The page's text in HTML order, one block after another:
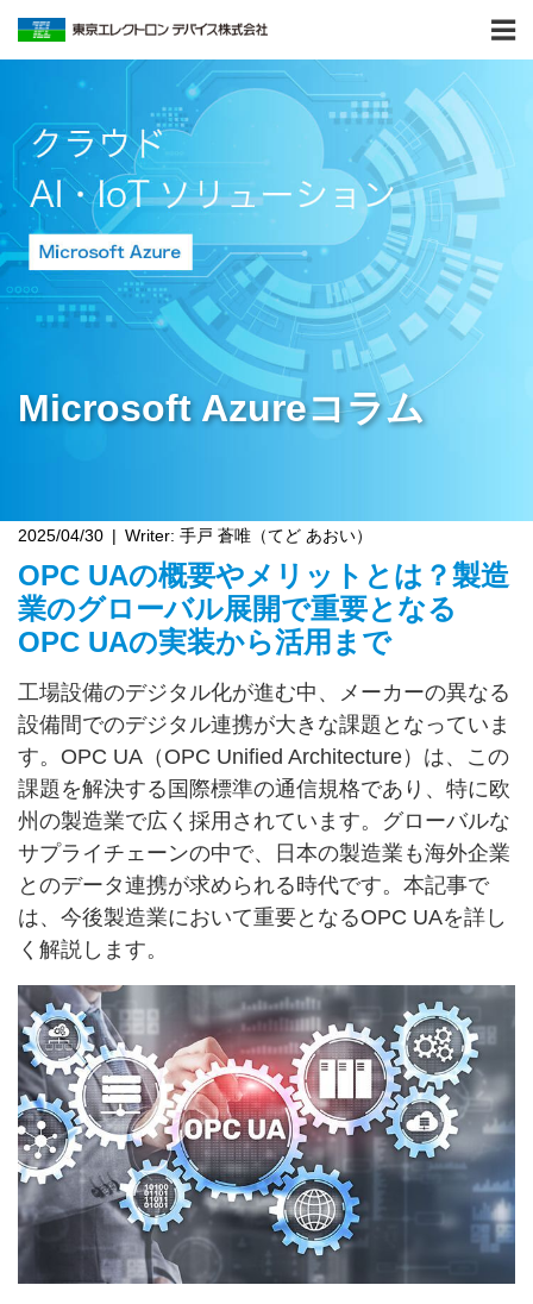
Microsoft Azureコラム
2025/04/30 Writer: 手戸 蒼唯（てど あおい）
OPC UAの概要やメリットとは？製造
業のグローバル展開で重要となる
OPC UAの実装から活用まで
工場設備のデジタル化が進む中、メーカーの異なる
設備間でのデジタル連携が大きな課題となっていま
す。OPC UA（OPC Unified Architecture）は、この
課題を解決する国際標準の通信規格であり、特に欧
州の製造業で広く採用されています。グローバルな
サプライチェーンの中で、日本の製造業も海外企業
とのデータ連携が求められる時代です。本記事で
は、今後製造業において重要となるOPC UAを詳し
く解説します。